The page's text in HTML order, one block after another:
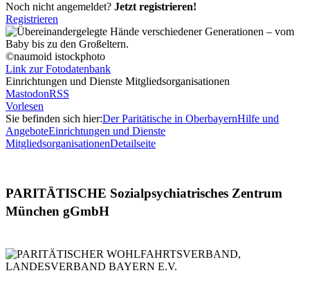
Noch nicht angemeldet? Jetzt registrieren!
Registrieren
©naumoid istockphoto
Link zur Fotodatenbank
Einrichtungen und Dienste Mitgliedsorganisationen
MastodonRSS
Vorlesen
Sie befinden sich hier:Der Paritätische in OberbayernHilfe und
AngeboteEinrichtungen und Dienste
MitgliedsorganisationenDetailseite
PARITÄTISCHE Sozialpsychiatrisches Zentrum
München gGmbH